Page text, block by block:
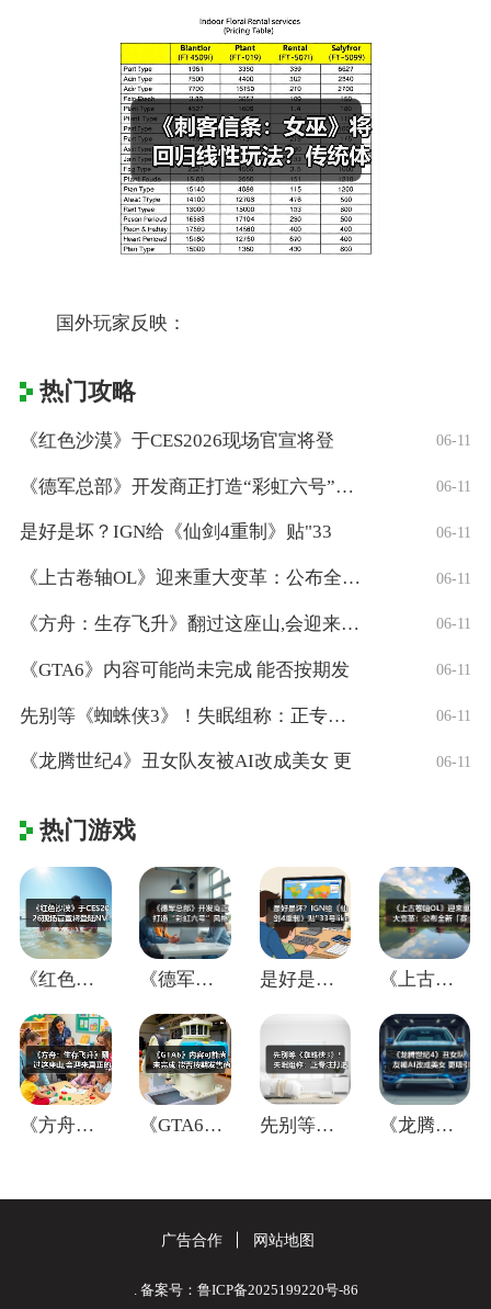
国外玩家反映：
热门攻略
《红色沙漠》于CES2026现场官宣将登 06-11
《德军总部》开发商正打造“彩虹六号”风格 06-11
是好是坏？IGN给《仙剑4重制》贴"33 06-11
《上古卷轴OL》迎来重大变革：公布全新「 06-11
《方舟：生存飞升》翻过这座山,会迎来真正 06-11
《GTA6》内容可能尚未完成 能否按期发 06-11
先别等《蜘蛛侠3》！失眠组称：正专注打造 06-11
《龙腾世纪4》丑女队友被AI改成美女 更 06-11
热门游戏
《红色沙漠》于CES2026现场官宣将登 《德军总部》开发商正打造“彩虹六号”风格 是好是坏？IGN给《仙剑4重制》贴"33 《上古卷轴OL》迎来重大变革：公布全新「
《方舟：生存飞升》翻过这座山,会迎来真正 《GTA6》内容可能尚未完成 能否按期发 先别等《蜘蛛侠3》！失眠组称：正专注打造 《龙腾世纪4》丑女队友被AI改成美女 更
广告合作 网站地图
. 备案号：鲁ICP备2025199220号-86